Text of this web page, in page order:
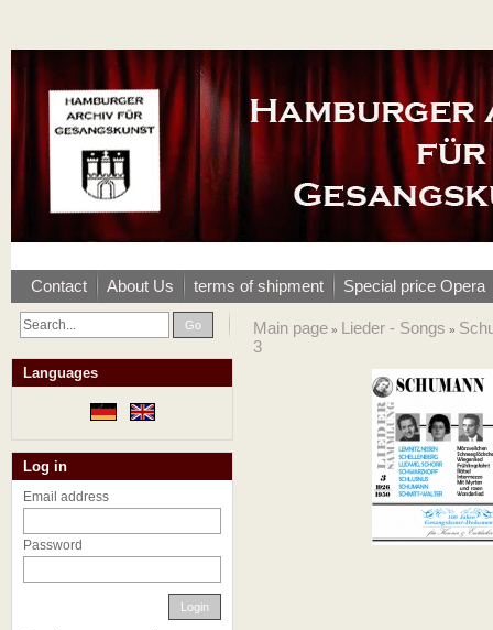
Contact About Us terms of shipment Special price Opera
Go Main page » Lieder - Songs »
3
Languages
Log in
Email address
Password
Login